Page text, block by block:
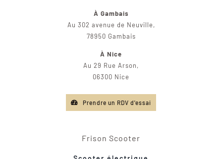
À Gambais
Au 302 avenue de Neuville,
78950 Gambais
À Nice
Au 29 Rue Arson,
06300 Nice
Prendre un RDV d'essai
Frison Scooter